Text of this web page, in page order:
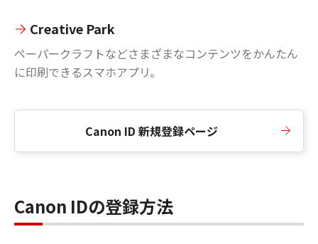
Creative Park
ペーパークラフトなどさまざまなコンテンツをかんたん
に印刷できるスマホアプリ。
Canon ID 新規登録ページ
Canon IDの登録方法